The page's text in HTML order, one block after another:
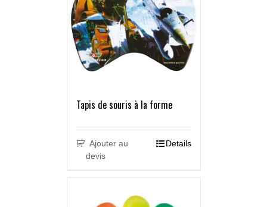
Tapis de souris à la forme
Ajouter au
devis
Details